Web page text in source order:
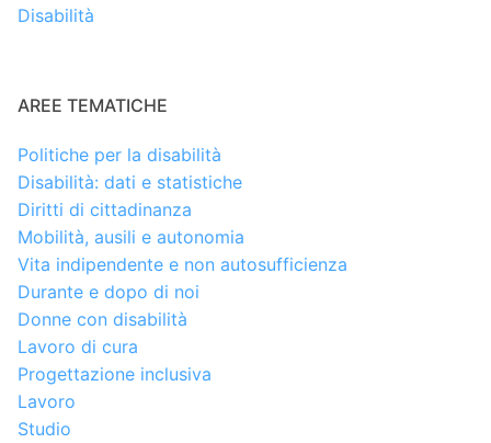
Disabilità
AREE TEMATICHE
Politiche per la disabilità
Disabilità: dati e statistiche
Diritti di cittadinanza
Mobilità, ausili e autonomia
Vita indipendente e non autosufficienza
Durante e dopo di noi
Donne con disabilità
Lavoro di cura
Progettazione inclusiva
Lavoro
Studio